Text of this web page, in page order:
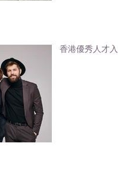
香港優秀人才